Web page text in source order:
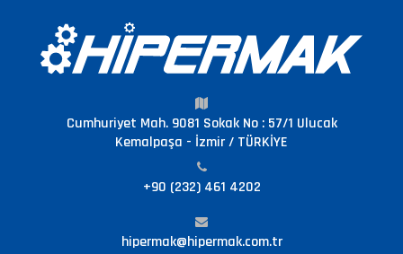
Cumhuriyet Mah. 9081 Sokak No : 57/1 Ulucak
Kemalpaşa - İzmir / TÜRKİYE
+90 (232) 461 4202
hipermak@hipermak.com.tr